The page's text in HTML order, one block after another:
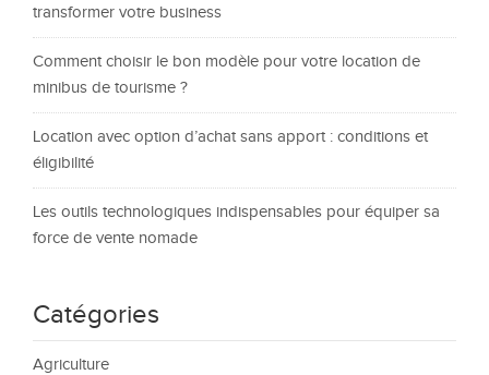
transformer votre business
Comment choisir le bon modèle pour votre location de
minibus de tourisme ?
Location avec option d’achat sans apport : conditions et
éligibilité
Les outils technologiques indispensables pour équiper sa
force de vente nomade
Catégories
Agriculture